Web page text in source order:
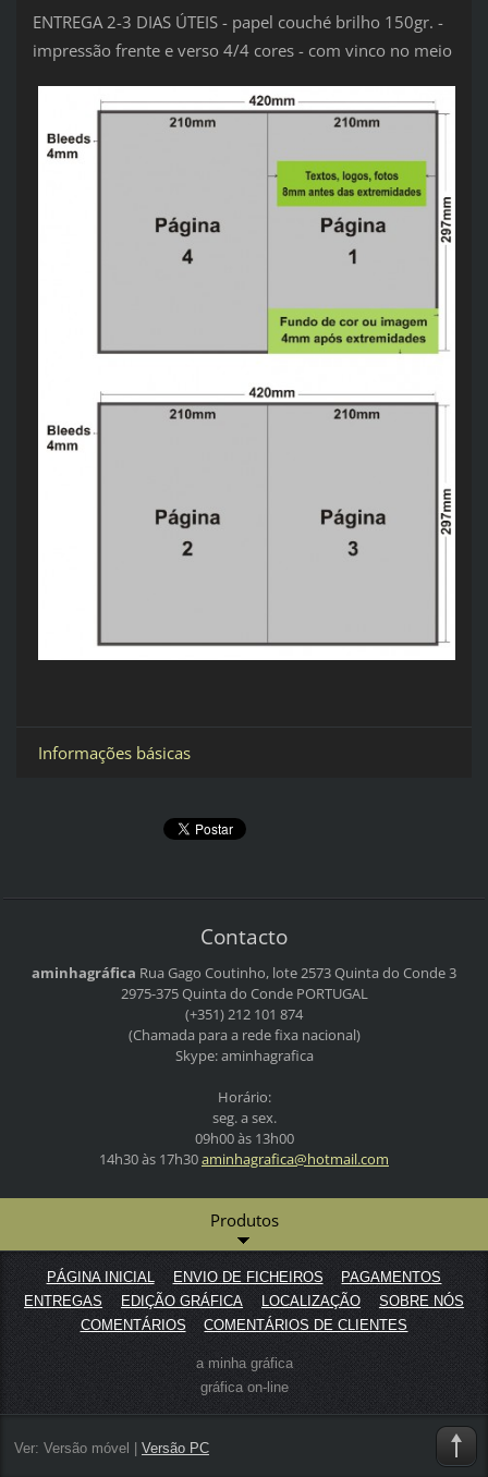
ENTREGA 2-3 DIAS ÚTEIS - papel couché brilho 150gr. -
impressão frente e verso 4/4 cores - com vinco no meio
Informações básicas
Contacto
aminhagráfica Rua Gago Coutinho, lote 2573Quinta do Conde 3
2975-375 Quinta do CondePORTUGAL
(+351) 212 101 874
(Chamada para a rede fixa nacional)
Skype: aminhagrafica
Horário:
seg. a sex.
09h00 às 13h00
14h30 às 17h30aminhagrafica@hotmail.com
Produtos
PÁGINA INICIAL ENVIO DE FICHEIROS
PAGAMENTOS
ENTREGAS
EDIÇÃO GRÁFICA LOCALIZAÇÃO
SOBRE NÓS
COMENTÁRIOS
COMENTÁRIOS DE CLIENTES
a minha gráfica
gráfica on-line
Ver: Versão móvel | Versão PC